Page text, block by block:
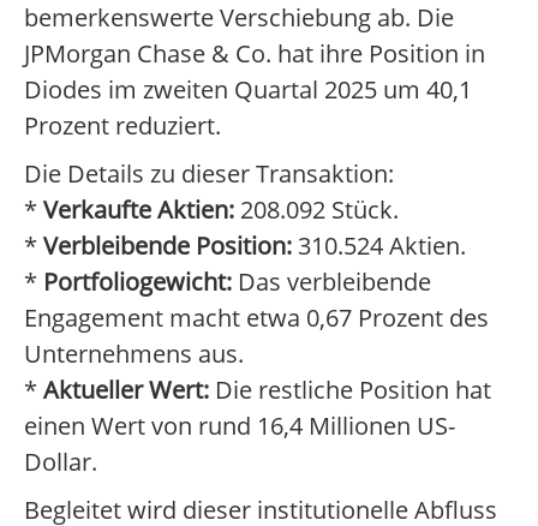
bemerkenswerte Verschiebung ab. Die
JPMorgan Chase & Co. hat ihre Position in
Diodes im zweiten Quartal 2025 um 40,1
Prozent reduziert.
Die Details zu dieser Transaktion:
* Verkaufte Aktien: 208.092 Stück.
* Verbleibende Position: 310.524 Aktien.
* Portfoliogewicht: Das verbleibende
Engagement macht etwa 0,67 Prozent des
Unternehmens aus.
* Aktueller Wert: Die restliche Position hat
einen Wert von rund 16,4 Millionen US-
Dollar.
Begleitet wird dieser institutionelle Abfluss